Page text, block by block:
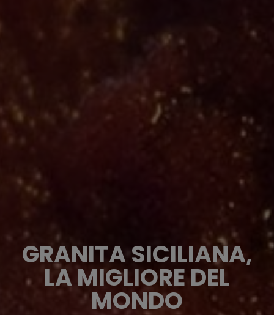
GRANITA SICILIANA,
LA MIGLIORE DEL
MONDO